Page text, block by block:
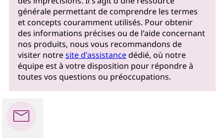
générale permettant de comprendre les termes
et concepts couramment utilisés. Pour obtenir
des informations précises ou de l'aide concernant
nos produits, nous vous recommandons de
visiter notresite d'assistancedédié, où notre
équipe est à votre disposition pour répondre à
toutes vos questions ou préoccupations.